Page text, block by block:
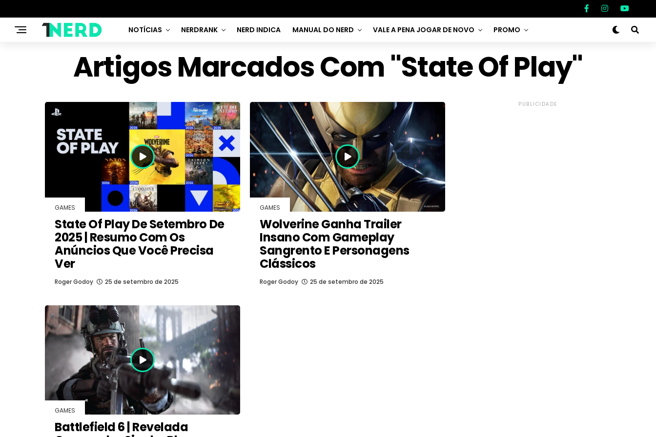
NOTÍCIAS NERDRANK NERD INDICA MANUAL DO NERD VALE A PENA JOGAR DE NOVO PROMO
Artigos Marcados Com "State Of Play"
GAMES
State Of Play De Setembro De
2025 | Resumo Com Os
Anúncios Que Você Precisa
Ver
Roger Godoy 25 de setembro de 2025
GAMES
Wolverine Ganha Trailer
Insano Com Gameplay
Sangrento E Personagens
Clássicos
Roger Godoy 25 de setembro de 2025
GAMES
Battlefield 6 | Revelada
PUBLICIDADE